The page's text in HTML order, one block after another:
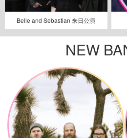
Belle and Sebastian 来日公演
NEW